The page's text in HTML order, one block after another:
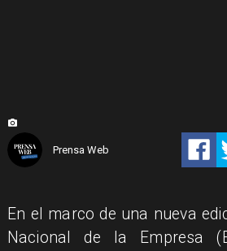
Prensa Web
En el marco de una nueva
Nacional de la Empresa